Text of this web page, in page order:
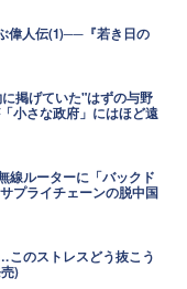
偉人伝(1)──『若き日の
掲げていた"はずの与野
小さな政府」にはほど遠
線ルーターに「バックド
プライチェーンの脱中国
のストレスどう抜こう
)